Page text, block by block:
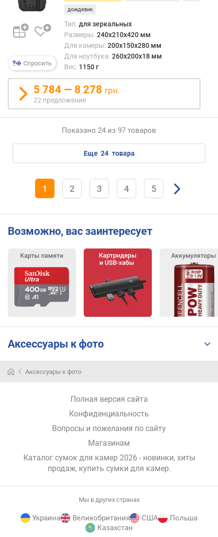
Спросить
дождевик
Тип: для зеркальных
Размеры: 240x210x420 мм
Для камеры: 200x150x280 мм
Для ноутбука: 260x200x18 мм
Вес: 1150 г
5 784 — 8 278 грн.
22 предложения
Показано 24 из 97 товаров
еще 24 товара
1 2 3 4 5
Возможно, вас заинтересует
Аксессуары к фото
Аксессуары к фото
Полная версия сайта
Конфиденциальность
Вопросы и пожелания по сайту
Магазинам
Каталог сумок для камер 2026 - новинки, хиты
продаж, купить сумки для камер.
Мы в других странах
Украина Великобритания США
Польша
Казахстан